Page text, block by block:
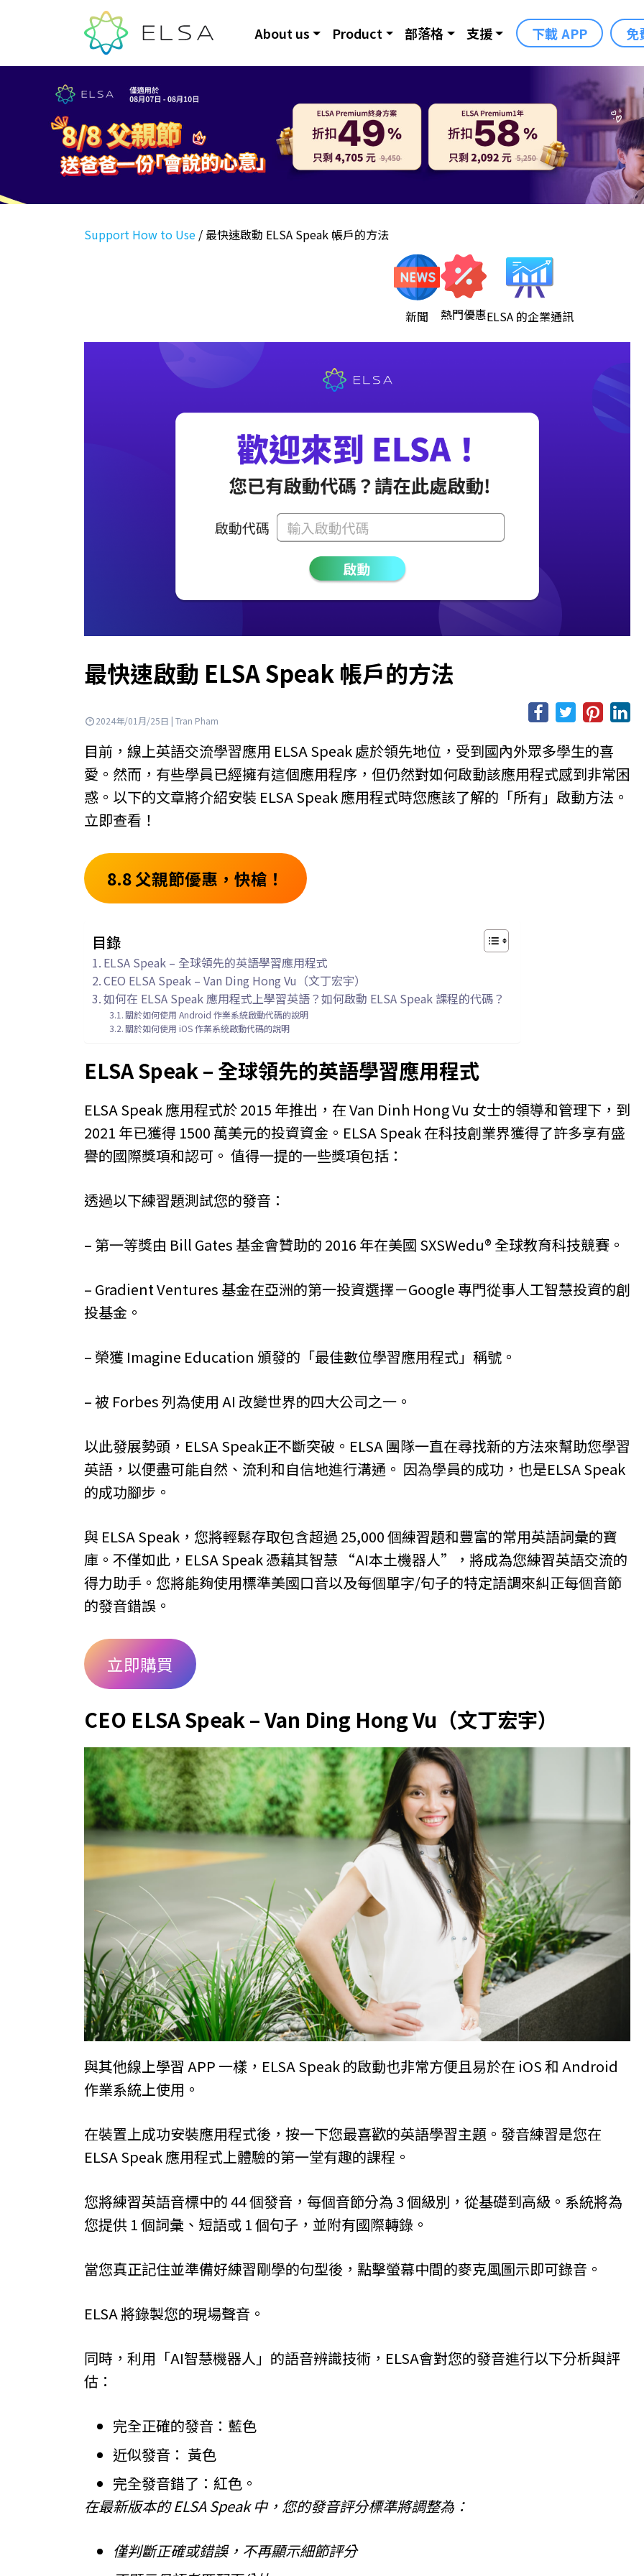
About us Product 部落格 支援 下載 APP 免
Support How to Use / 最快速啟動 ELSA Speak 帳戶的方法
新聞 熱門優惠ELSA 的企業通訊
最快速啟動 ELSA Speak 帳戶的方法
2024年/01月/25日 | Tran Pham
目前，線上英語交流學習應用 ELSA Speak 處於領先地位，受到國內外眾多學生的喜
愛。然而，有些學員已經擁有這個應用程序，但仍然對如何啟動該應用程式感到非常困
惑。以下的文章將介紹安裝 ELSA Speak 應用程式時您應該了解的「所有」啟動方法。
立即查看！
8.8 父親節優惠，快槍！
目錄
ELSA Speak – 全球領先的英語學習應用程式
CEO ELSA Speak – Van Ding Hong Vu（文丁宏宇）
如何在 ELSA Speak 應用程式上學習英語？如何啟動 ELSA Speak 課程的代碼？
關於如何使用 Android 作業系統啟動代碼的說明
關於如何使用 iOS 作業系統啟動代碼的說明
ELSA Speak – 全球領先的英語學習應用程式
ELSA Speak 應用程式於 2015 年推出，在 Van Dinh Hong Vu 女士的領導和管理下，到
2021 年已獲得 1500 萬美元的投資資金。ELSA Speak 在科技創業界獲得了許多享有盛
譽的國際獎項和認可。 值得一提的一些獎項包括：
透過以下練習題測試您的發音：
– 第一等獎由 Bill Gates 基金會贊助的 2016 年在美國 SXSWedu® 全球教育科技競賽。
– Gradient Ventures 基金在亞洲的第一投資選擇－Google 專門從事人工智慧投資的創
投基金。
– 榮獲 Imagine Education 頒發的「最佳數位學習應用程式」稱號。
– 被 Forbes 列為使用 AI 改變世界的四大公司之一。
以此發展勢頭，ELSA Speak正不斷突破。ELSA 團隊一直在尋找新的方法來幫助您學習
英語，以便盡可能自然、流利和自信地進行溝通。 因為學員的成功，也是ELSA Speak
的成功腳步。
與 ELSA Speak，您將輕鬆存取包含超過 25,000 個練習題和豐富的常用英語詞彙的寶
庫。不僅如此，ELSA Speak 憑藉其智慧 “AI本土機器人”，將成為您練習英語交流的
得力助手。您將能夠使用標準美國口音以及每個單字/句子的特定語調來糾正每個音節
的發音錯誤。
立即購買
CEO ELSA Speak – Van Ding Hong Vu（文丁宏宇）
與其他線上學習 APP 一樣，ELSA Speak 的啟動也非常方便且易於在 iOS 和 Android
作業系統上使用。
在裝置上成功安裝應用程式後，按一下您最喜歡的英語學習主題。發音練習是您在
ELSA Speak 應用程式上體驗的第一堂有趣的課程。
您將練習英語音標中的 44 個發音，每個音節分為 3 個級別，從基礎到高級。系統將為
您提供 1 個詞彙、短語或 1 個句子，並附有國際轉錄。
當您真正記住並準備好練習剛學的句型後，點擊螢幕中間的麥克風圖示即可錄音。
ELSA 將錄製您的現場聲音。
同時，利用「AI智慧機器人」的語音辨識技術，ELSA會對您的發音進行以下分析與評
估：
完全正確的發音：藍色
近似發音： 黃色
完全發音錯了：紅色。
在最新版本的 ELSA Speak 中，您的發音評分標準將調整為：
僅判斷正確或錯誤，不再顯示細節評分